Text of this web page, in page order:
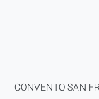
CONVENTO SAN